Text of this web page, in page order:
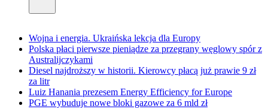
Wojna i energia. Ukraińska lekcja dla Europy
Polska płaci pierwsze pieniądze za przegrany węglowy spór z
Australijczykami
Diesel najdroższy w historii. Kierowcy płacą już prawie 9 zł
za litr
Luiz Hanania prezesem Energy Efficiency for Europe
PGE wybuduje nowe bloki gazowe za 6 mld zł